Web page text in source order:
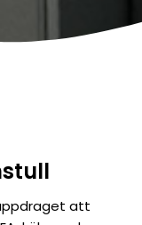
att